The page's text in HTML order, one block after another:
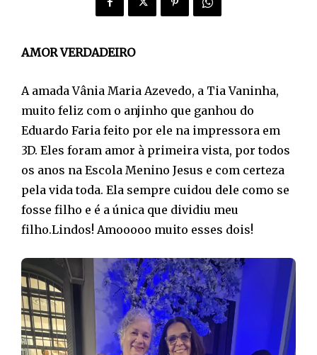
AMOR VERDADEIRO
A amada Vânia Maria Azevedo, a Tia Vaninha,
muito feliz com o anjinho que ganhou do
Eduardo Faria feito por ele na impressora em
3D. Eles foram amor à primeira vista, por todos
os anos na Escola Menino Jesus e com certeza
pela vida toda. Ela sempre cuidou dele como se
fosse filho e é a única que dividiu meu
filho.Lindos! Amooooo muito esses dois!